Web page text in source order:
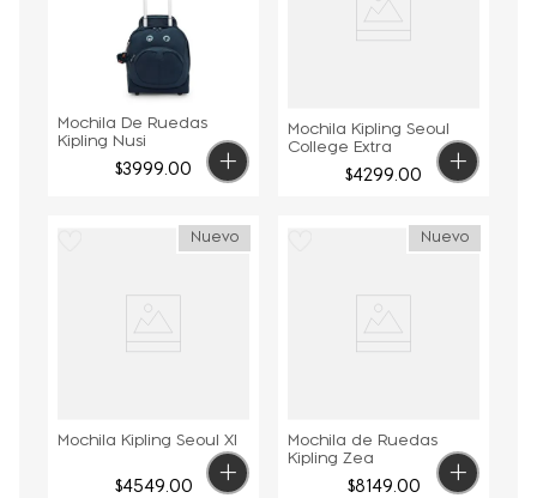
Mochila De Ruedas
Kipling Nusi
$3999.00
Mochila Kipling Seoul
College Extra
$4299.00
Nuevo
Mochila Kipling Seoul Xl
$4549.00
Nuevo
Mochila de Ruedas
Kipling Zea
$8149.00